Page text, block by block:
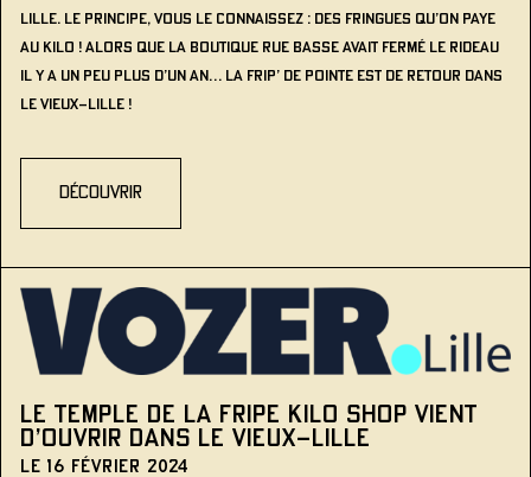
Lille. Le principe, vous le connaissez : des fringues qu’on paye
au kilo ! Alors que la boutique rue Basse avait fermé le rideau
il y a un peu plus d’un an… La frip’ de pointe est de retour dans
le Vieux-Lille !
découvrir
Le temple de la fripe Kilo Shop vient
d’ouvrir dans le Vieux-Lille
Le 16 février 2024